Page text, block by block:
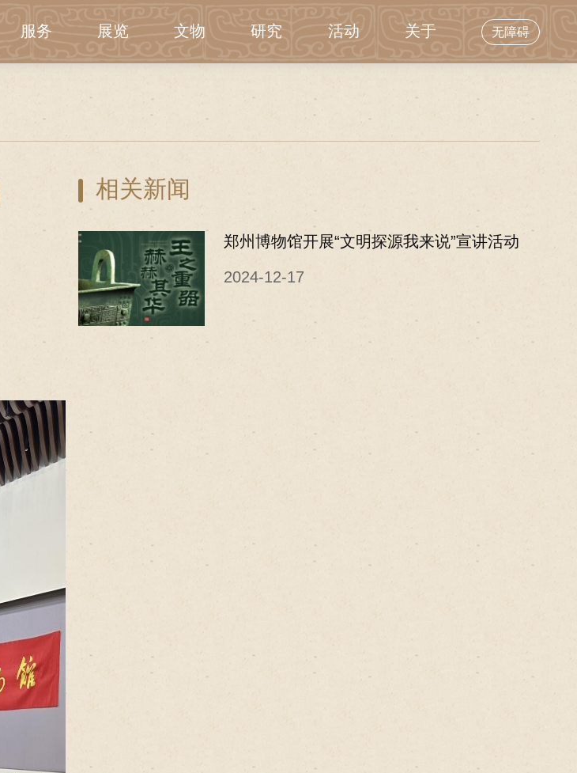
服务 展览 文物 研究 活动 关于 无障碍
相关新闻
郑州博物馆开展“文明探源我来说”宣讲活动
2024-12-17